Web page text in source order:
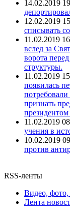
14.02.2019
12.02.2019
списывать
11.02.2019
вслед за
ворота
структуры.
11.02.2019
появилась
признать
11.02.2019
учения в
10.02.2019
против
RSS-ленты
Видео, фото,
Лента